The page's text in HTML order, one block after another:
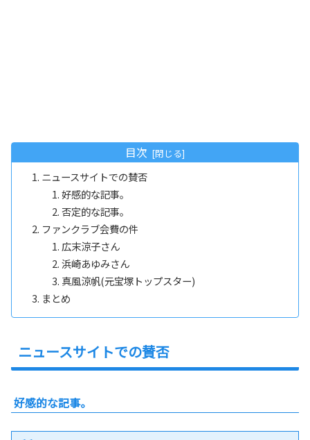
目次
ニュースサイトでの賛否
好感的な記事。
否定的な記事。
ファンクラブ会費の件
広末涼子さん
浜崎あゆみさん
真風涼帆(元宝塚トップスター)
まとめ
ニュースサイトでの賛否
好感的な記事。